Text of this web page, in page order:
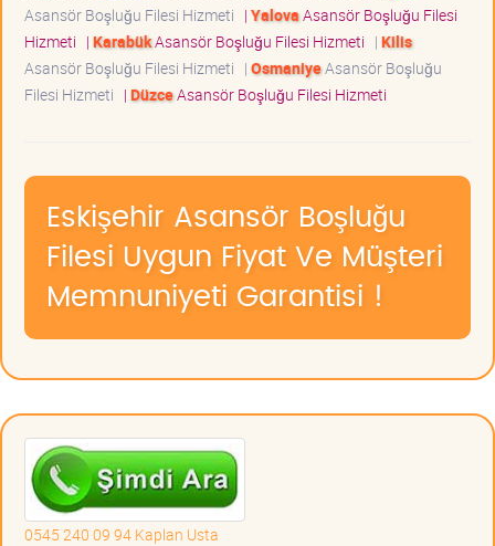
Asansör Boşluğu Filesi Hizmeti | YalovaAsansör Boşluğu Filesi
Hizmeti | KarabükAsansör Boşluğu Filesi Hizmeti | Kilis
Asansör Boşluğu Filesi Hizmeti | OsmaniyeAsansör Boşluğu
Filesi Hizmeti | DüzceAsansör Boşluğu Filesi Hizmeti
Eskişehir Asansör Boşluğu
Filesi Uygun Fiyat Ve Müşteri
Memnuniyeti Garantisi !
0545 240 09 94 Kaplan Usta